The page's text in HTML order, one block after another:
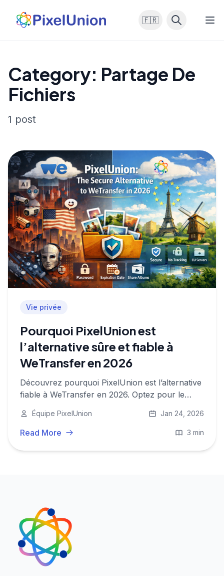
🇫🇷
Category: Partage De
Fichiers
1 post
Vie privée
Pourquoi PixelUnion est
l’alternative sûre et fiable à
WeTransfer en 2026
Découvrez pourquoi PixelUnion est l’alternative
fiable à WeTransfer en 2026. Optez pour le
options de partage innovantes pour garder le
contrôle sur vos données et votre vie privée.
Équipe PixelUnion Jan 24, 2026
Read More 3 min